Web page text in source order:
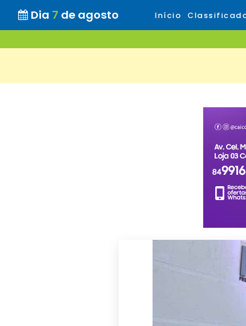
Dia 7 de agosto Início